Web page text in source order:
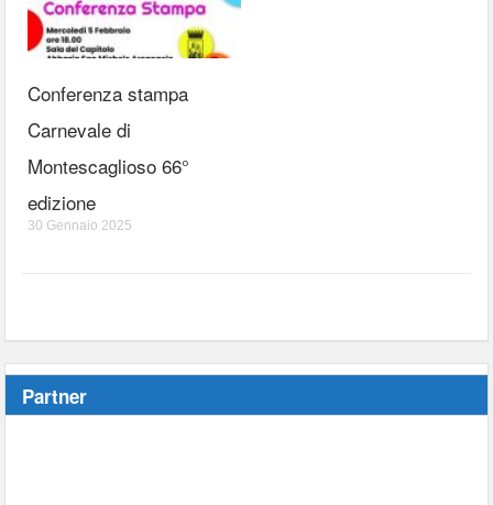
Conferenza stampa
Carnevale di
Montescaglioso 66°
edizione
30 Gennaio 2025
Partner